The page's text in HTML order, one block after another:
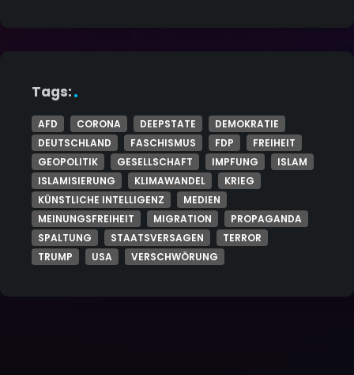
Tags:
AFD CORONA DEEPSTATE
DEMOKRATIE
DEUTSCHLAND
FASCHISMUS FDP
FREIHEIT
GEOPOLITIK
GESELLSCHAFT IMPFUNG
ISLAM
ISLAMISIERUNG
KLIMAWANDEL
KRIEG
KÜNSTLICHE INTELLIGENZ
MEDIEN
MEINUNGSFREIHEIT
MIGRATION
PROPAGANDA
SPALTUNG
STAATSVERSAGEN
TERROR
TRUMP
USA VERSCHWÖRUNG